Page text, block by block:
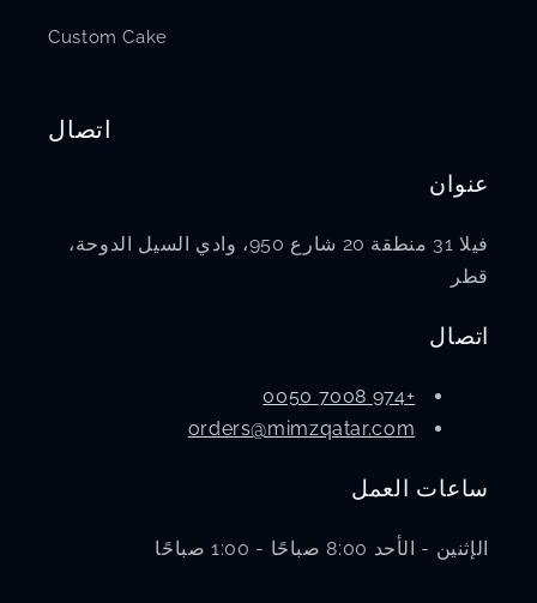
Custom Cake
اتصال
عنوان
فيلا 31 منطقة 20 شارع 950، وادي السيل الدوحة،
قطر
اتصال
+974 7008 0050
orders@mimzqatar.com
ساعات العمل
الإثنين - الأحد 8:00 صباحًا - 1:00 صباحًا